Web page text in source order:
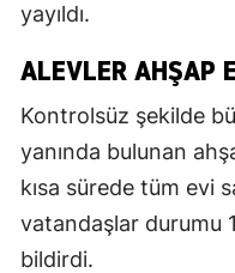
yayıldı.
ALEVLER AHŞAP
Kontrolsüz şekilde
yanında bulunan
kısa sürede tüm evi
vatandaşlar durumu
bildirdi.